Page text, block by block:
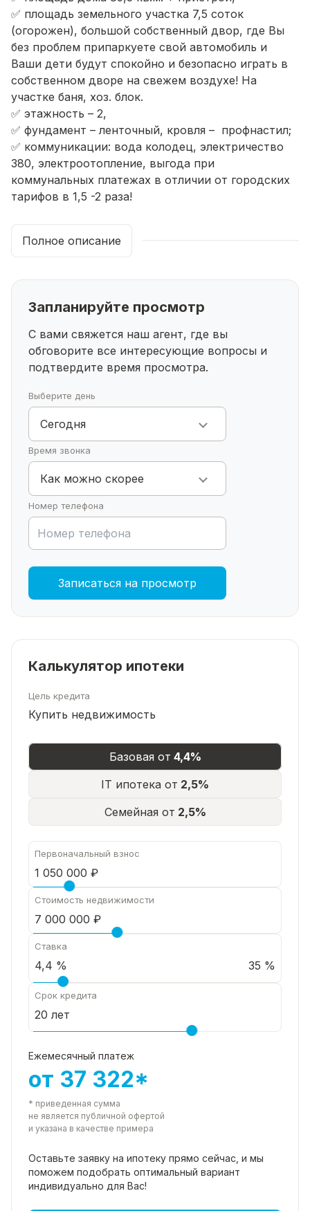
✅ площадь земельного участка 7,5 соток
(огорожен), большой собственный двор, где Вы
без проблем припаркуете свой автомобиль и
Ваши дети будут спокойно и безопасно играть в
собственном дворе на свежем воздухе! На
участке баня, хоз. блок.
✅ этажность – 2,
✅ фундамент – ленточный, кровля – профнастил;
✅ коммуникации: вода колодец, электричество
380, электроотопление, выгода при
коммунальных платежах в отличии от городских
тарифов в 1,5 -2 раза!
✅ планировка 1 этаж: прихожая, кухня, гостинная,
санузел, гардеробная, спальня. 2 этаж: 3 спальные
✅ круглогодичный подъезд
✅ приобретение дома возможно за наличный
расчёт, ипотеку, материнский капитал, ипотеку,
различные сертификаты и т.п.
✅ Звоните по номеру указанному в объявлении,
Полное описание
Запланируйте просмотр
С вами свяжется наш агент, где вы
обговорите все интересующие вопросы и
подтвердите время просмотра.
Выберите день
Сегодня
Время звонка
Как можно скорее
Номер телефона
Записаться на просмотр
Калькулятор ипотеки
Цель кредита
Купить недвижимость
Базовая от 4,4%
IT ипотека от 2,5%
Семейная от 2,5%
Первоначальный взнос
Стоимость недвижимости
Ставка
35 %
Срок кредита
Ежемесячный платеж
от 37 322*
* приведенная сумма
не является публичной офертой
и указана в качестве примера
Оставьте заявку на ипотеку прямо сейчас, и мы
поможем подобрать оптимальный вариант
индивидуально для Вас!